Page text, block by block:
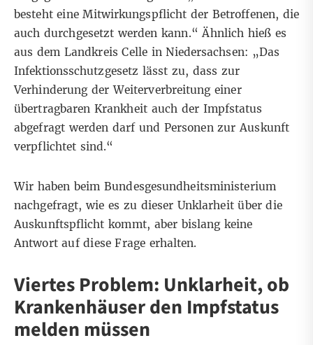
besteht eine Mitwirkungspflicht der Betroffenen, die
auch durchgesetzt werden kann.“ Ähnlich hieß es
aus dem Landkreis Celle in Niedersachsen: „Das
Infektionsschutzgesetz lässt zu, dass zur
Verhinderung der Weiterverbreitung einer
übertragbaren Krankheit auch der Impfstatus
abgefragt werden darf und Personen zur Auskunft
verpflichtet sind.“
Wir haben beim Bundesgesundheitsministerium
nachgefragt, wie es zu dieser Unklarheit über die
Auskunftspflicht kommt, aber bislang keine
Antwort auf diese Frage erhalten.
Viertes Problem: Unklarheit, ob
Krankenhäuser den Impfstatus
melden müssen